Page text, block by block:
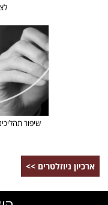
שיפור
ארכיון ניוזלטרים >>